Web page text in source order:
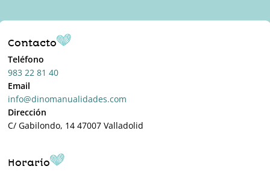
Contacto
Teléfono
983 22 81 40
Email
info@dinomanualidades.com
Dirección
C/ Gabilondo, 14 47007 Valladolid
Horario